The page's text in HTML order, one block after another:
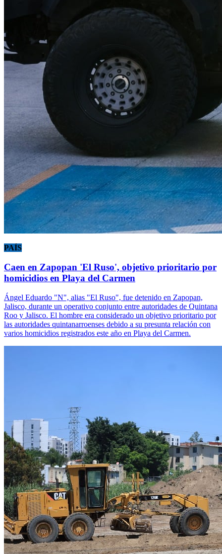
PAÍS
Caen en Zapopan 'El Ruso', objetivo prioritario por
homicidios en Playa del Carmen
Ángel Eduardo "N", alias "El Ruso", fue detenido en Zapopan,
Jalisco, durante un operativo conjunto entre autoridades de Quintana
Roo y Jalisco. El hombre era considerado un objetivo prioritario por
las autoridades quintanarroenses debido a su presunta relación con
varios homicidios registrados este año en Playa del Carmen.